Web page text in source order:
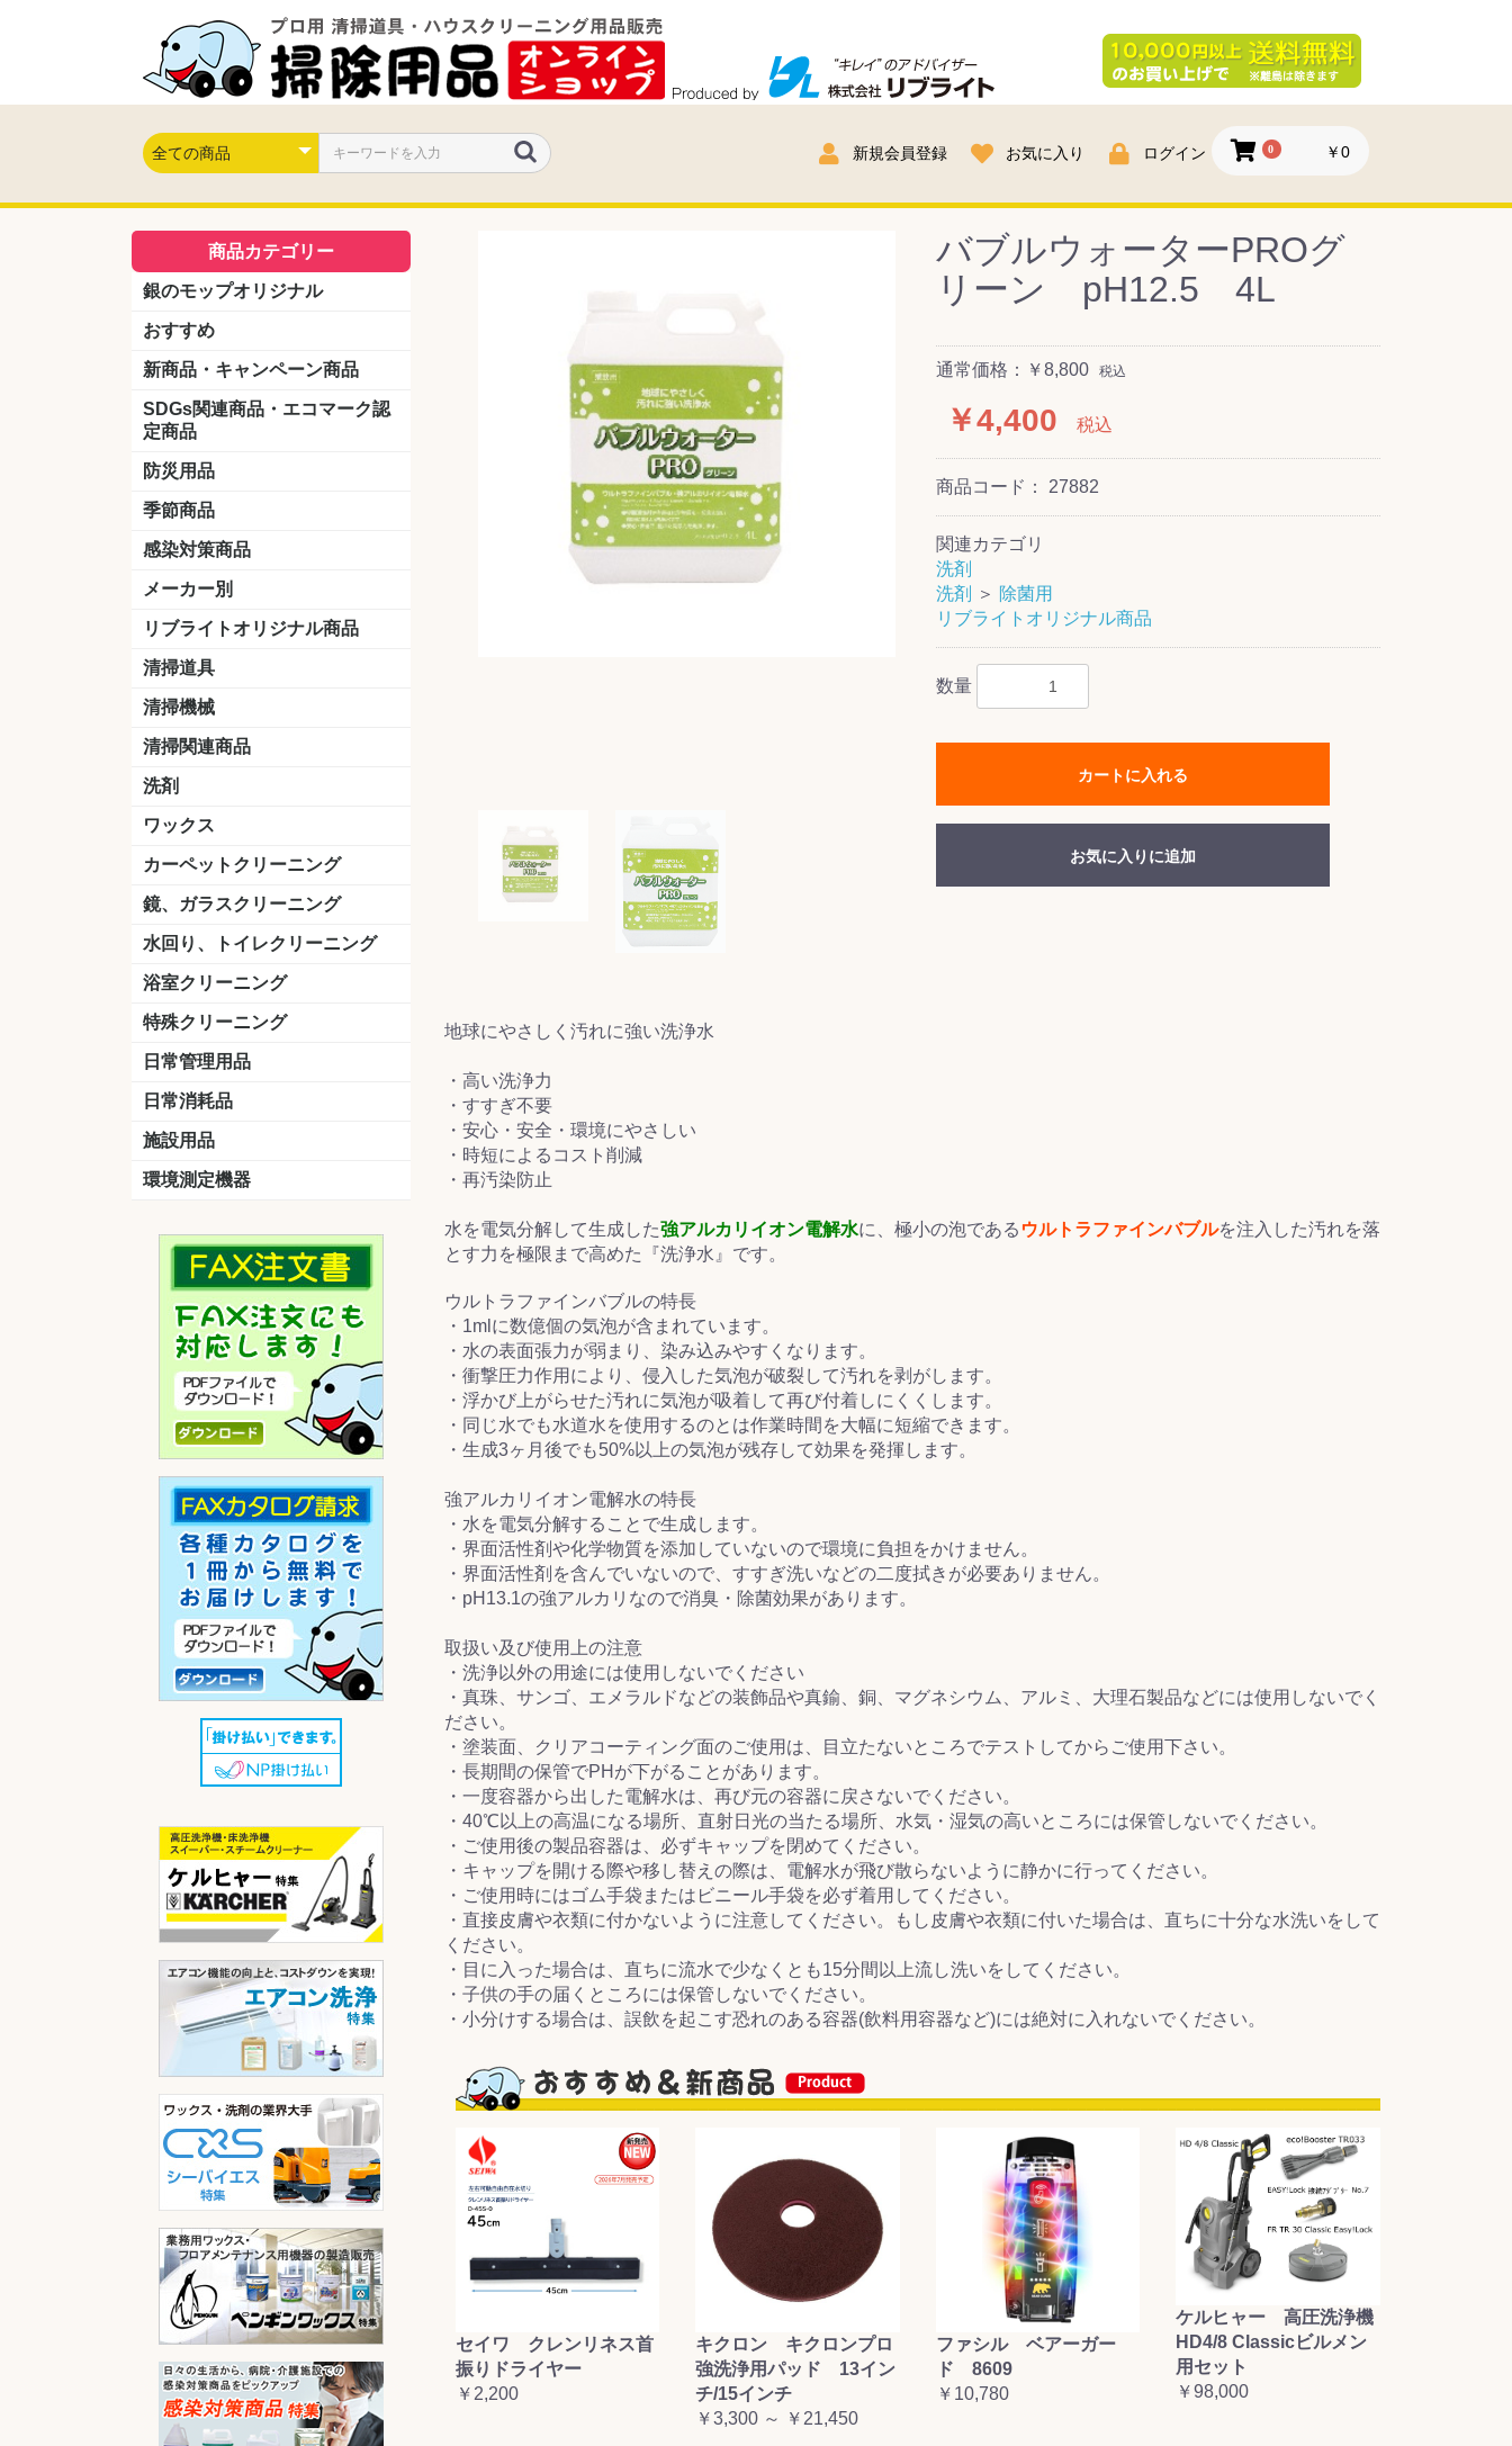
新規会員登録 お気に入り ログイン 0 ￥0
商品カテゴリー
銀のモップオリジナル
おすすめ
新商品・キャンペーン商品
キャンペーン商品
新製品
SDGs関連商品・エコマーク認
定商品
防災用品
季節商品
感染対策商品
おう吐物
除菌洗剤
うがい薬
マスク
手洗い石鹸
手指消毒
手袋
メーカー別
クオリティ
ニイタカ
シーバイエス
リンレイ
ペンギンワックス
横浜油脂工業
ミッケル化学（旧：スイショウ
ユシロ化学
コニシ
つやげん
ダイカ商事
スリーエムジャパン
山崎産業
テラモト
セイワ
エトレー
ラバーメイド
ジャパックス
日本サニパック
ケルヒャー
マキタ
ショーワグローブ
花王
サラヤ
アルボース
コスケム
ミヤキ
紺商
信徳ポミー
リブライトオリジナル商品
LLオレンジクリーナー
LL油脂専用クリーナー
LLワックスモップ
LL-21
マーベラスiL
清掃道具
ほうき
ちりとり
モップ及び関連品
モップ
ハードフロア用ダストモップ
テラモト
その他
清掃機械
掃除機
高圧洗浄機
吸水機
カーペット用マシン
送風機
ポリッシャー
ポリッシャー・自動床洗浄機用
掃除機用紙パック
その他
清掃関連商品
ダストカート
台車
移動式バレット
脚立
モップハンガー
サインボード
光沢計
カーペット汚染度計
洗剤
床用表面洗浄剤
ハクリ剤
厨房用
工場用
石材用
サビ用
木材用
タイル用
外壁用
壁面用
手あか用
病院用
除菌用
ワックス
樹脂ワックス
ペンギンワックス
半樹脂ワックス
フローリング用
病院用ワックス
中性ワックス
石材用
木床用
その他
カーペットクリーニング
洗剤
ブラシ
パット
その他
鏡、ガラスクリーニング
ガラスワイパー
シャンパー(ウオッシャー)
ガラススクイジー
ケレン
ツールホルダー
洗剤 うろこ取り
天井・高所作業
水回り、トイレクリーニング
洗剤
尿石除去剤
水アカ除去剤
排水管つまり除去剤
消臭・防臭剤
道具
浴室クリーニング
洗剤
バスクリーナー
カビ取り剤
道具
特殊クリーニング
石材
エアコン
外壁
その他
日常管理用品
クリーナー
洗濯用洗剤
油汚れ落とし
サビ取り剤
タバコ専用消臭
日常消耗品
トイレットペーパー
ペーパータオル
便座除菌クリーナー
ポリ袋
施設用品
マット・他
ベンチ
灰皿
傘立
くず入れ
環境測定機器
バブルウォーターPROグ
リーン pH12.5 4L
通常価格：￥8,800 税込
￥4,400 税込
商品コード： 27882
関連カテゴリ
洗剤
洗剤
＞ 除菌用
リブライトオリジナル商品
数量
カートに入れる
お気に入りに追加
地球にやさしく汚れに強い洗浄水
・高い洗浄力
・すすぎ不要
・安心・安全・環境にやさしい
・時短によるコスト削減
・再汚染防止
水を電気分解して生成した強アルカリイオン電解水に、極小の泡である ウルトラファインバブルを注入した汚れを落
とす力を極限まで高めた『洗浄水』です。
ウルトラファインバブルの特長
・1mlに数億個の気泡が含まれています。
・水の表面張力が弱まり、染み込みやすくなります。
・衝撃圧力作用により、侵入した気泡が破裂して汚れを剥がします。
・浮かび上がらせた汚れに気泡が吸着して再び付着しにくくします。
・同じ水でも水道水を使用するのとは作業時間を大幅に短縮できます。
・生成3ヶ月後でも50%以上の気泡が残存して効果を発揮します。
強アルカリイオン電解水の特長
・水を電気分解することで生成します。
・界面活性剤や化学物質を添加していないので環境に負担をかけません。
・界面活性剤を含んでいないので、すすぎ洗いなどの二度拭きが必要ありません。
・pH13.1の強アルカリなので消臭・除菌効果があります。
取扱い及び使用上の注意
・洗浄以外の用途には使用しないでください
・真珠、サンゴ、エメラルドなどの装飾品や真鍮、銅、マグネシウム、アルミ、大理石製品などには使用しないでく
ださい。
・塗装面、クリアコーティング面のご使用は、目立たないところでテストしてからご使用下さい。
・長期間の保管でPHが下がることがあります。
・一度容器から出した電解水は、再び元の容器に戻さないでください。
・40℃以上の高温になる場所、直射日光の当たる場所、水気・湿気の高いところには保管しないでください。
・ご使用後の製品容器は、必ずキャップを閉めてください。
・キャップを開ける際や移し替えの際は、電解水が飛び散らないように静かに行ってください。
・ご使用時にはゴム手袋またはビニール手袋を必ず着用してください。
・直接皮膚や衣類に付かないように注意してください。もし皮膚や衣類に付いた場合は、直ちに十分な水洗いをして
ください。
・目に入った場合は、直ちに流水で少なくとも15分間以上流し洗いをしてください。
・子供の手の届くところには保管しないでください。
・小分けする場合は、誤飲を起こす恐れのある容器(飲料用容器など)には絶対に入れないでください。
セイワ クレンリネス首
振りドライヤー
￥2,200
キクロン キクロンプロ
強洗浄用パッド 13イン
チ/15インチ
￥3,300 ～ ￥21,450
ファシル ベアーガー
ド 8609
￥10,780
ケルヒャー 高圧洗浄機
HD4/8 Classicビルメン
用セット
￥98,000